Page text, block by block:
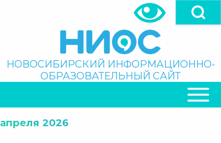
Поиск
НОВОСИБИРСКИЙ ИНФОРМАЦИОННО-
ОБРАЗОВАТЕЛЬНЫЙ САЙТ
НАВИГАЦИЯ
апреля 2026